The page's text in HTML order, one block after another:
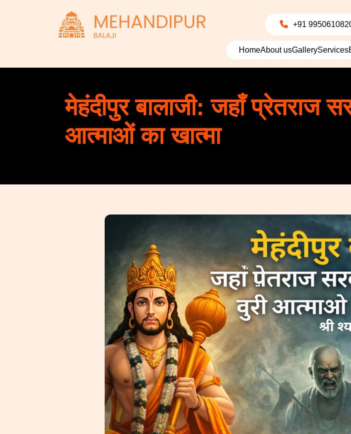
+91
HomeAbout usGalleryServices
मेहंदीपुर बालाजी: जहाँ प्रेतराज
आत्माओं का खात्मा